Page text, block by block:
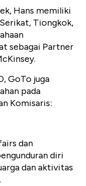
Hans memiliki
Tiongkok,
sebagai Partner
GoTo juga
pada
Komisaris:
dan
diri
dan aktivitas